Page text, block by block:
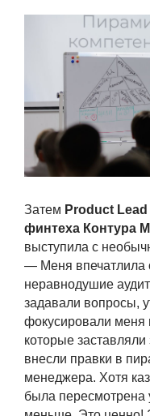
Затем Product
финтеха Контура
выступила с
— Меня впечатлила
неравнодушие
задавали вопросы,
фокусировали меня
которые
внесли правки в
менеджера. Хотя
была пересмотрена